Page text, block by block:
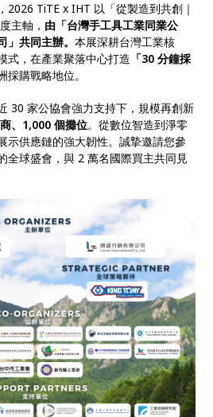
2026 TiTE x IHT 以「從製造到共創｜
主軸， 由「台灣手工具工業同業公
」共同主辦。本展深耕台灣工業核
式，在產業聚落中心打造 「30 分鐘採
採購戰略地位。
30 家公協會強力支持下，規模再創新
、1,000 個攤位。從數位智造到淨零
示供應鏈的強大韌性。誠摯邀請您參
全球盛會，與 2 萬名國際買主共同見